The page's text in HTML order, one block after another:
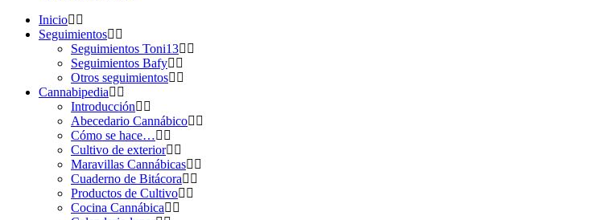
Inicio
Seguimientos
Seguimientos Toni13
Seguimientos Bafy
Otros seguimientos
Cannabipedia
Introducción
Abecedario Cannábico
Cómo se hace…
Cultivo de exterior
Maravillas Cannábicas
Cuaderno de Bitácora
Productos de Cultivo
Cocina Cannábica